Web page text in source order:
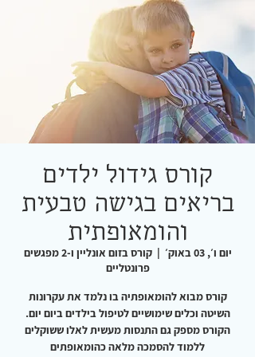
קורס גידול ילדים
בריאים בגישה טבעית
והומאופתית
יום ו׳, 03 באוק׳
  |
קורס בזום אונליין ו-2 מפגשים
פרונטליים
קורס מבוא להומאופתיה בו נלמד את עקרונות
הקורס מספק גם התנסות מעשית לאלו ששוקלים
ללמוד להסמכה מלאה כהומאופתים